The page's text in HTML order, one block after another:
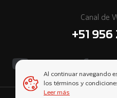
Canal de
+51 956
Al continuar navegando
los términos y
Leer más